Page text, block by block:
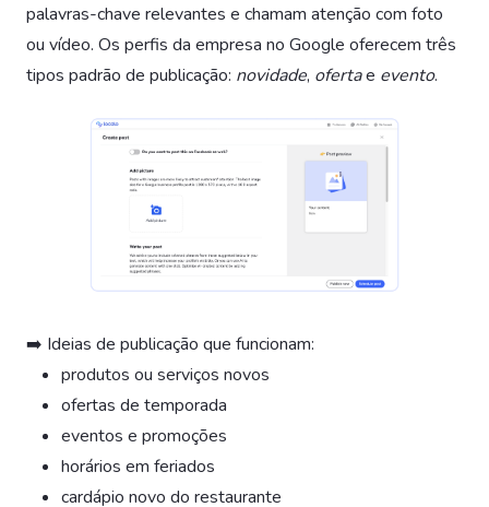
palavras-chave relevantes e chamam atenção com foto
ou vídeo. Os perfis da empresa no Google oferecem três
tipos padrão de publicação: novidade, ofertae evento.
➡️ Ideias de publicação que funcionam:
produtos ou serviços novos
ofertas de temporada
eventos e promoções
horários em feriados
cardápio novo do restaurante